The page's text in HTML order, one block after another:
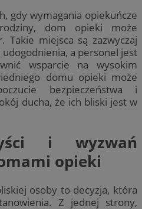
gdy wymagania opiekuńcze
dom opieki może
Takie miejsca są zazwyczaj
a personel jest
wsparcie na wysokim
domu opieki może
bezpieczeństwa i
ducha, że ich bliski jest w
i wyzwań
opieki
osoby to decyzja, która
Z jednej strony,